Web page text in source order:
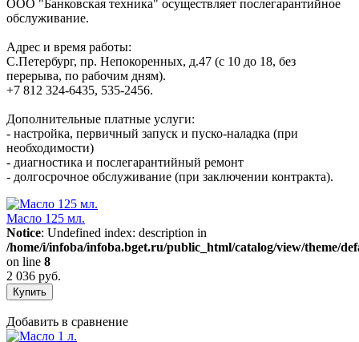
ООО "Банковская техника" осуществляет послегарантийное
обслуживание.
Адрес и время работы:
С.Петербург, пр. Непокоренных, д.47 (с 10 до 18, без
перерыва, по рабочим дням).
+7 812 324-6435, 535-2456.
Дополнительные платные услуги:
- настройка, первичный запуск и пуско-наладка (при
необходимости)
- диагностика и послегарантийный ремонт
- долгосрочное обслуживание (при заключении контракта).
Масло 125 мл.
Notice: Undefined index: description in
/home/i/infoba/infoba.bget.ru/public_html/catalog/view/theme/
on line 8
2 036 руб.
Добавить в сравнение